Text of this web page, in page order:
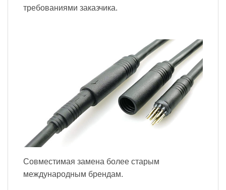
требованиями заказчика.
Совместимая замена более старым
международным брендам.